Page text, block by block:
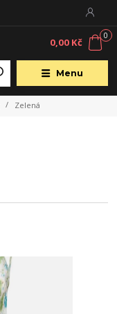
Menu
0
0,00 Kč
Zelená